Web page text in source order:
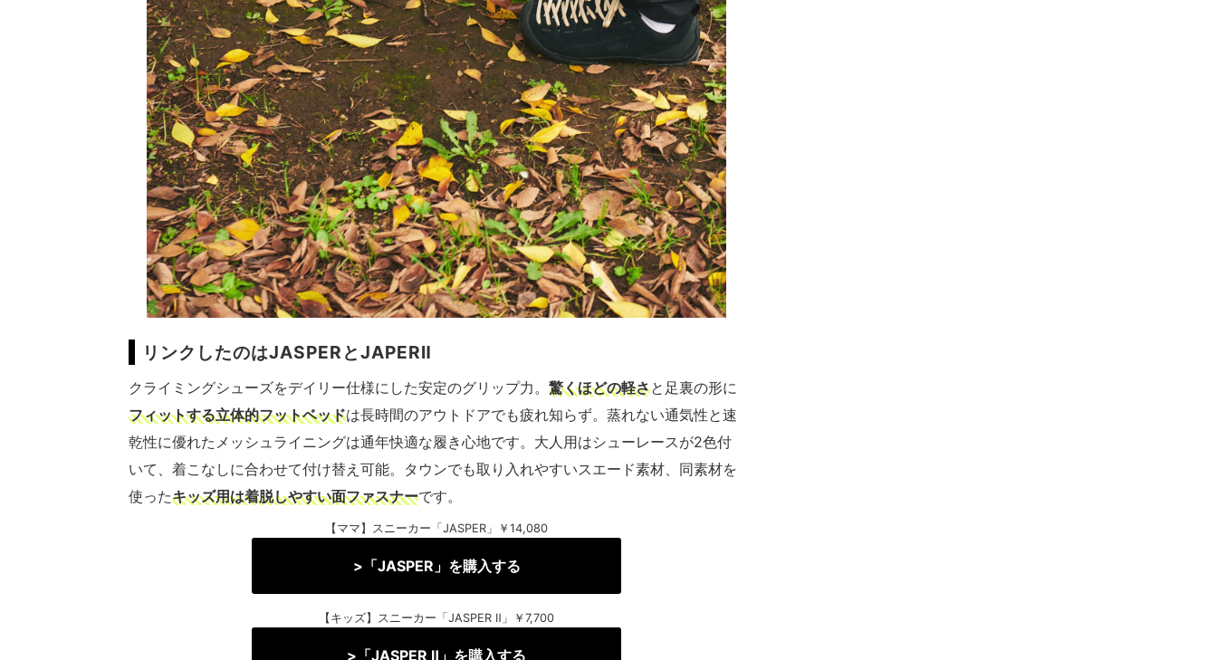
リンクしたのはJASPERとJAPERⅡ
クライミングシューズをデイリー仕様にした安定のグリップ力。 驚くほどの軽さと足裏の形に
フィットする立体的フットベッドは長時間のアウトドアでも疲れ知らず。蒸れない通気性と速
乾性に優れたメッシュライニングは通年快適な履き心地です。大人用はシューレースが2色付
いて、着こなしに合わせて付け替え可能。タウンでも取り入れやすいスエード素材、同素材を
使ったキッズ用は着脱しやすい面ファスナーです。
【ママ】 スニーカー「JASPER」￥14,080
>「JASPER」を購入する
【キッズ】 スニーカー「JASPER Ⅱ」￥7,700
>「JASPER Ⅱ」を購入する